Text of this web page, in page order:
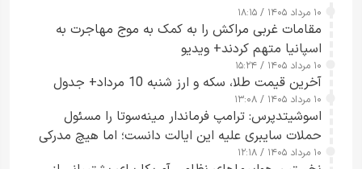
۱۰ مرداد ۱۴۰۵ / ۱۸:۱۵
مقامات غربی مراکش را به کمک به موج مهاجرت به
اسپانیا متهم کردند+ ویدیو
۱۰ مرداد ۱۴۰۵ / ۱۵:۲۴
آخرین قیمت طلا، سکه و ارز شنبه 10 مرداد+ جدول
۱۰ مرداد ۱۴۰۵ / ۱۳:۰۸
اسوشیتدپرس: ترامپ فرماندار مینه‌سوتا را مسئول
حملات سایبری علیه این ایالت دانست؛ اما هیچ مدرکی
ارائه نکرد
۱۰ مرداد ۱۴۰۵ / ۱۲:۱۸